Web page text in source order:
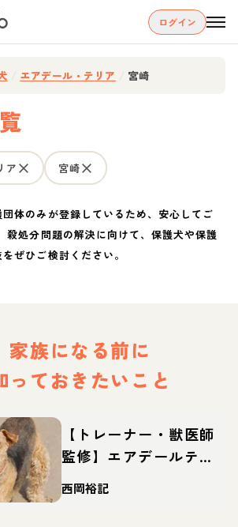
ログイン
エアデール・テリア 宮崎
ア 宮崎
体のみが登録しているため、安心してご
殺処分問題の解決に向けて、保護犬や保護
ぜひご検討ください。
家族になる前に
っておきたいこと
【トレーナー・獣医師
監修】エアデールテリ
アってどんな犬？性
格・特徴・育て方・迎
西岡裕記